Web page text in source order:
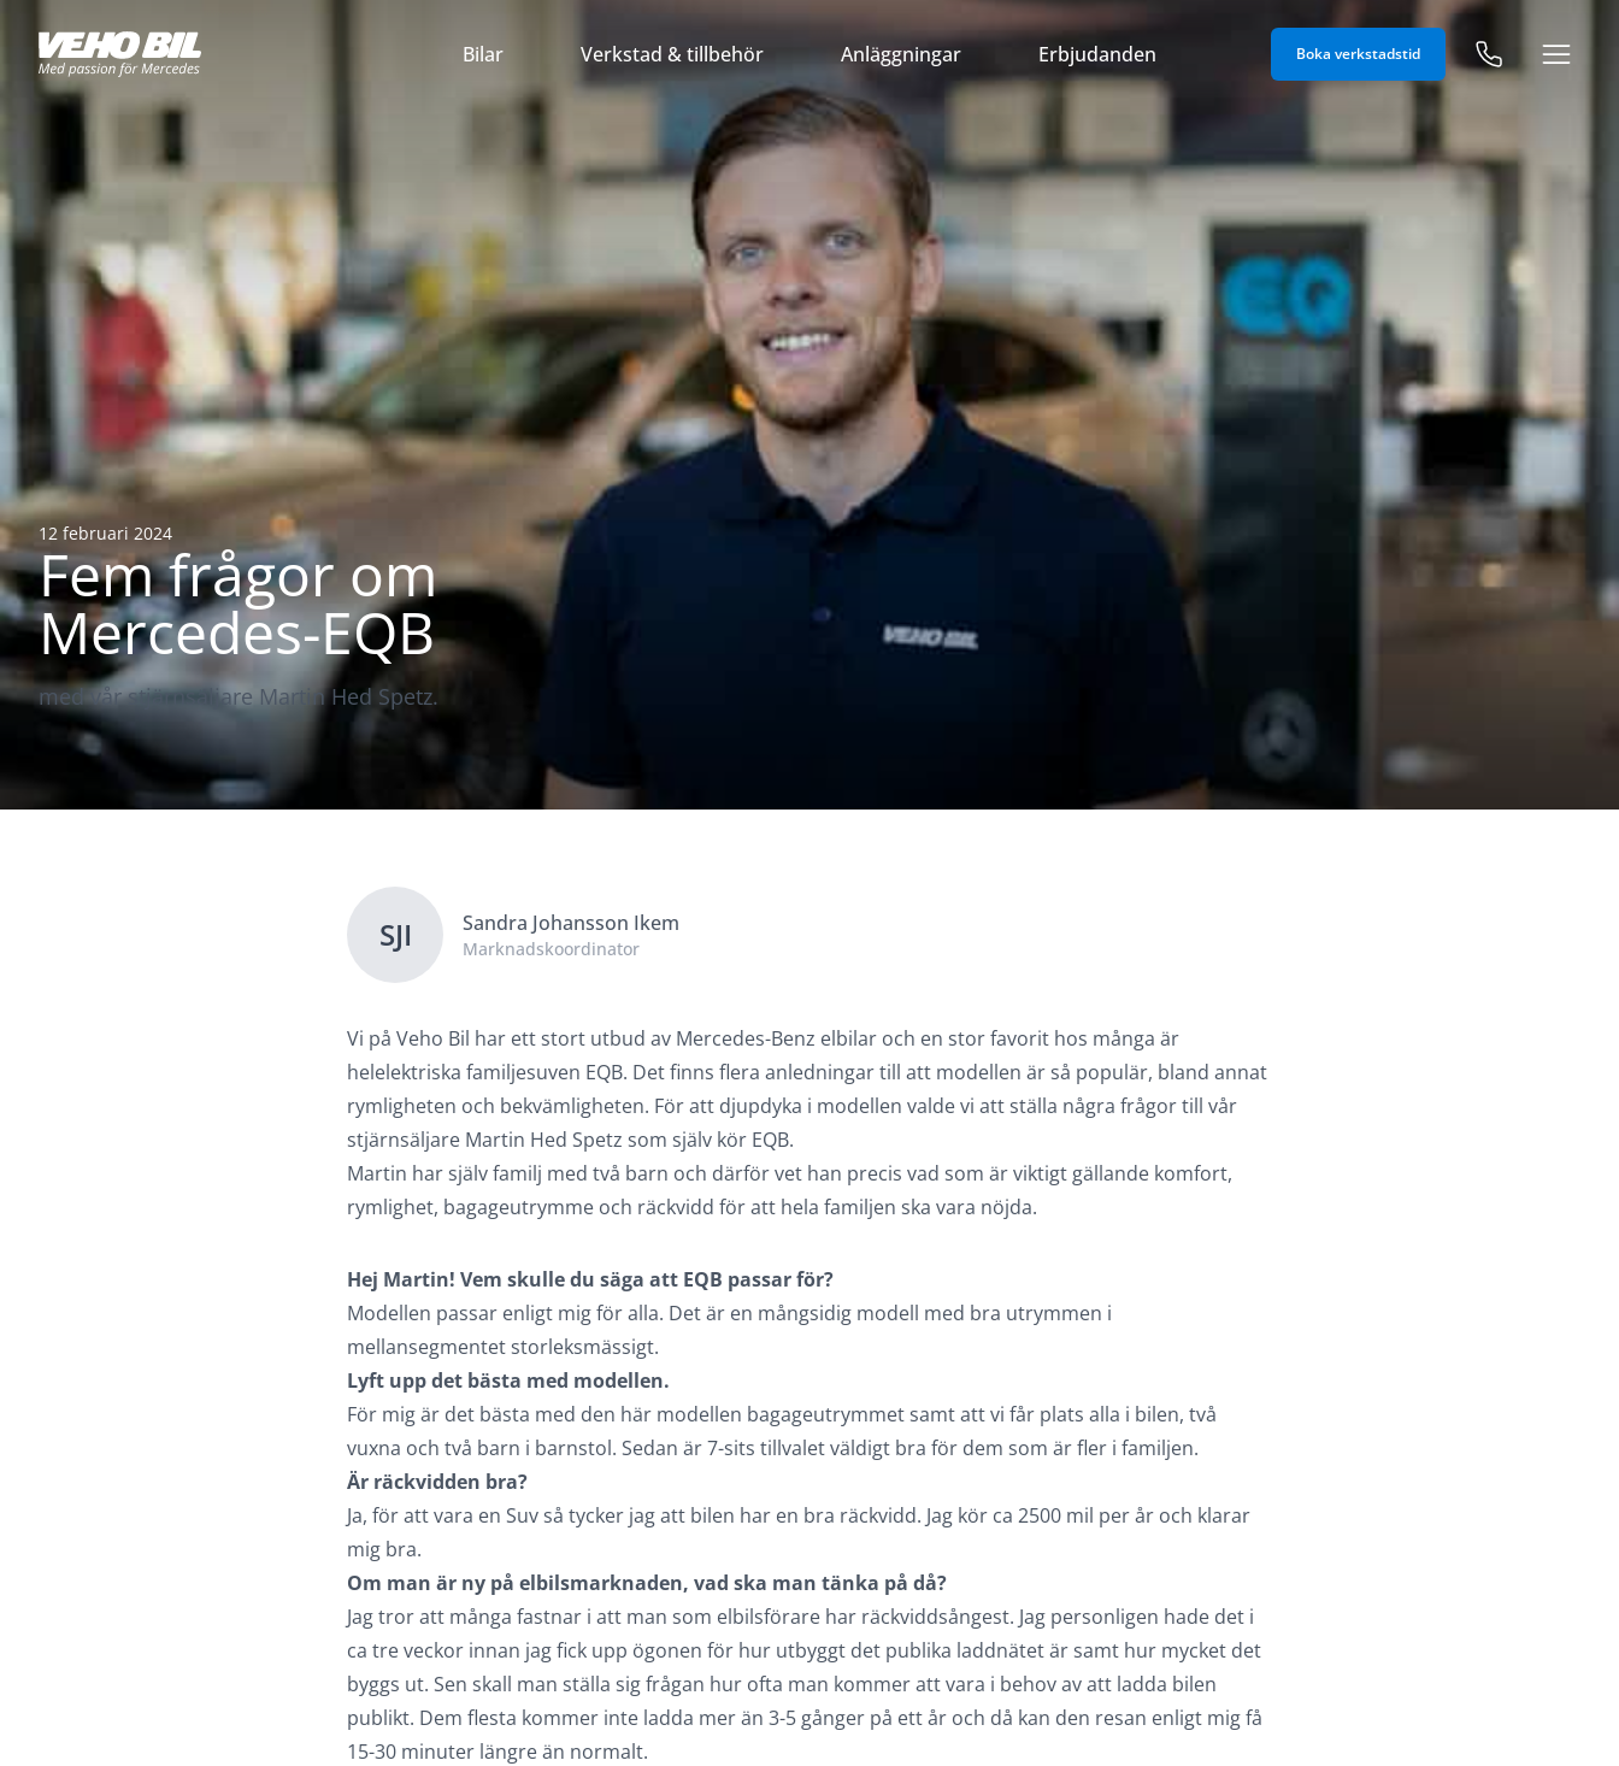
Bilar Verkstad & tillbehör Anläggningar Erbjudanden Boka verkstadstid
12 februari 2024
Fem frågor om
Mercedes-EQB
med vår stjärnsäljare Martin Hed Spetz.
SJI Sandra Johansson Ikem
Marknadskoordinator
Vi på Veho Bil har ett stort utbud av Mercedes-Benz elbilar och en stor favorit hos många är
helelektriska familjesuven EQB. Det finns flera anledningar till att modellen är så populär, bland annat
rymligheten och bekvämligheten. För att djupdyka i modellen valde vi att ställa några frågor till vår
stjärnsäljare Martin Hed Spetz som själv kör EQB.
Martin har själv familj med två barn och därför vet han precis vad som är viktigt gällande komfort,
rymlighet, bagageutrymme och räckvidd för att hela familjen ska vara nöjda.
Hej Martin! Vem skulle du säga att EQB passar för?
Modellen passar enligt mig för alla. Det är en mångsidig modell med bra utrymmen i
mellansegmentet storleksmässigt.
Lyft upp det bästa med modellen.
För mig är det bästa med den här modellen bagageutrymmet samt att vi får plats alla i bilen, två
vuxna och två barn i barnstol. Sedan är 7-sits tillvalet väldigt bra för dem som är fler i familjen.
Är räckvidden bra?
Ja, för att vara en Suv så tycker jag att bilen har en bra räckvidd. Jag kör ca 2500 mil per år och klarar
mig bra.
Om man är ny på elbilsmarknaden, vad ska man tänka på då?
Jag tror att många fastnar i att man som elbilsförare har räckviddsångest. Jag personligen hade det i
ca tre veckor innan jag fick upp ögonen för hur utbyggt det publika laddnätet är samt hur mycket det
byggs ut. Sen skall man ställa sig frågan hur ofta man kommer att vara i behov av att ladda bilen
publikt. Dem flesta kommer inte ladda mer än 3-5 gånger på ett år och då kan den resan enligt mig få
15-30 minuter längre än normalt.